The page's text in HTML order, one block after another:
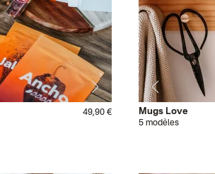
49,90 € Mugs Love
5 modèles